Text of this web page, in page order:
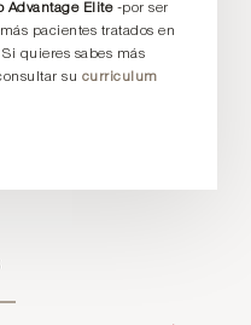
Advantage Elite-por ser
pacientes tratados en
quieres sabes más
su curriculum